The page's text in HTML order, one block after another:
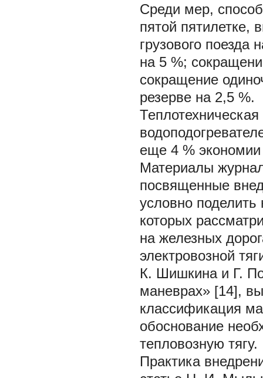
Среди мер,
пятой пятилетке,
грузового поезда
на 5 %;
сокращение
резерве на 2,5 %.
еще 4 %
Материалы
посвященные
условно поделить
которых
на железных
электровозной
К. Шишкина и Г.
маневрах» [14],
классификация
обоснование
тепловозную тягу.
Практика